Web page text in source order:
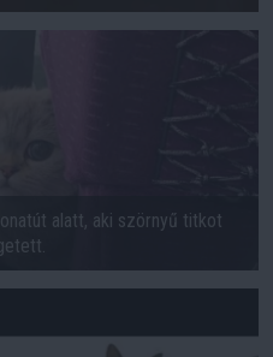
alatt, aki szörnyű titkot